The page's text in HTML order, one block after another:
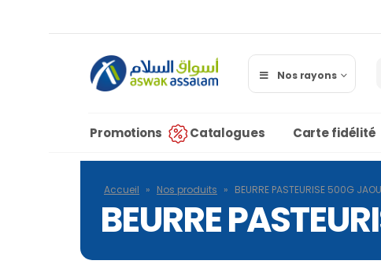
Nos rayons
Promotions Catalogues Carte fidélité
Accueil » Nos produits » BEURRE PASTEURISE 500G
BEURRE